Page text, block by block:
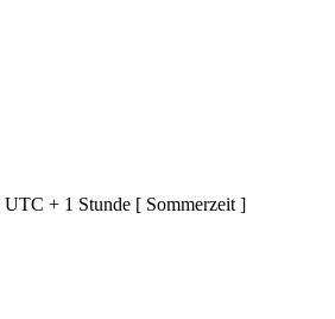
+ 1 Stunde [ Sommerzeit ]